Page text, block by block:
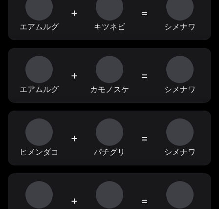
エアムルグ
+
キツネビ
=
シメナワ
エアムルグ
+
カモノスケ
=
シメナワ
ヒメンダコ
+
パチグリ
=
シメナワ
+ =